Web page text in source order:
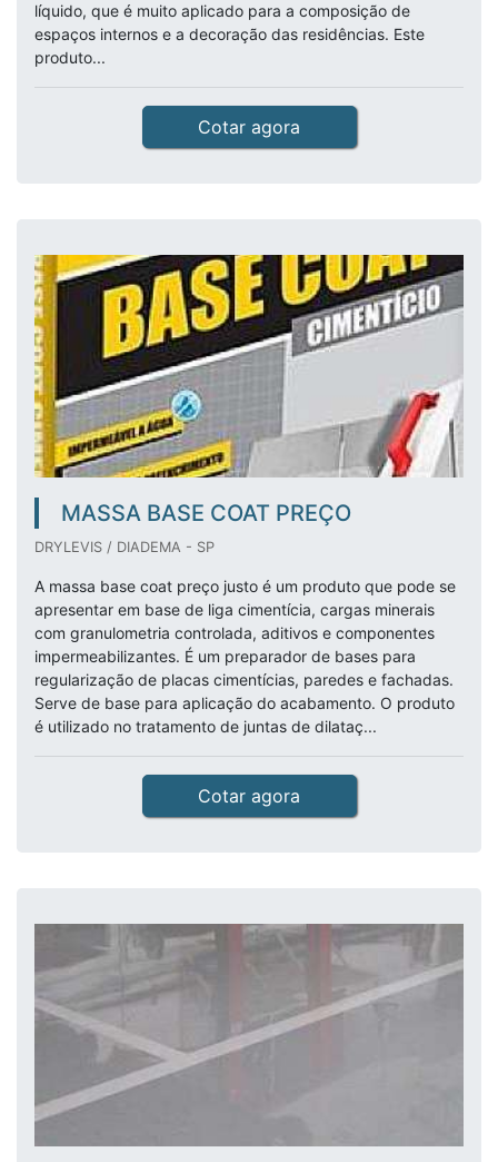
líquido, que é muito aplicado para a composição de
espaços internos e a decoração das residências. Este
produto...
Cotar agora
MASSA BASE COAT PREÇO
DRYLEVIS / DIADEMA - SP
A massa base coat preço justo é um produto que pode se
apresentar em base de liga cimentícia, cargas minerais
com granulometria controlada, aditivos e componentes
impermeabilizantes. É um preparador de bases para
regularização de placas cimentícias, paredes e fachadas.
Serve de base para aplicação do acabamento. O produto
é utilizado no tratamento de juntas de dilataç...
Cotar agora